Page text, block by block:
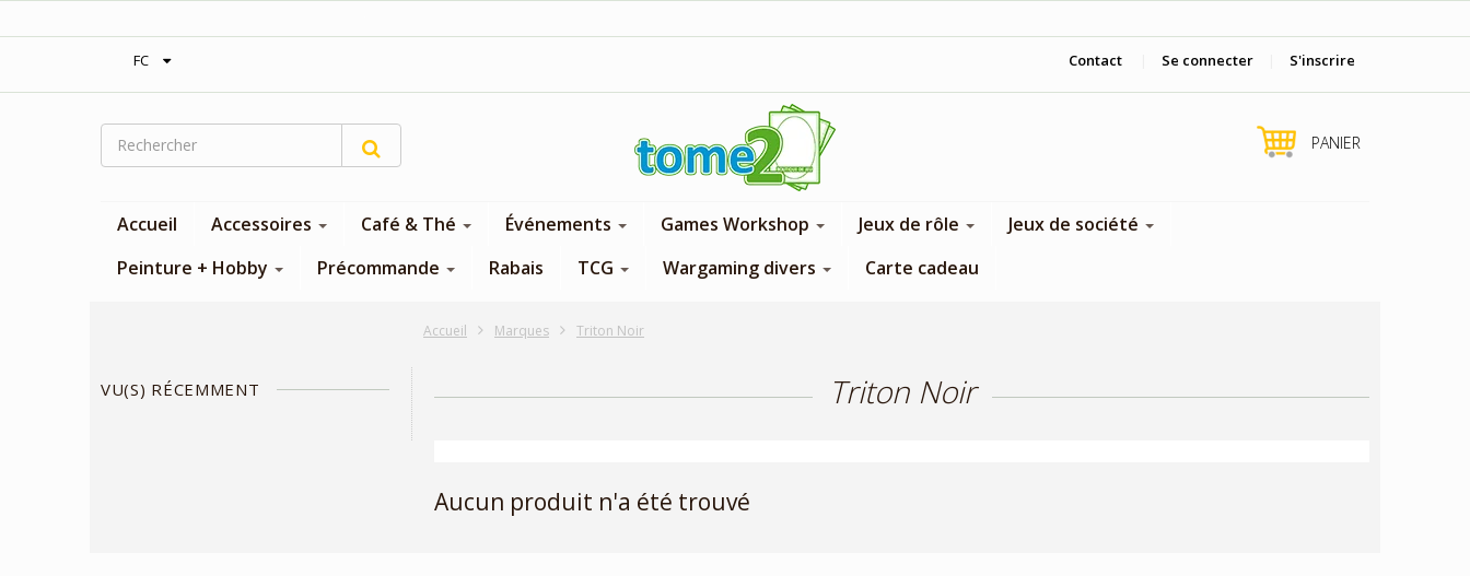
FC Contact Se connecter S'inscrire
PANIER
Accueil Accessoires Café & Thé Événements Games Workshop Jeux de rôle
Jeux de société
Peinture + Hobby
Précommande Rabais TCG Wargaming divers Carte cadeau
Accueil Marques Triton Noir
VU(S) RÉCEMMENT Triton Noir
Aucun produit n'a été trouvé